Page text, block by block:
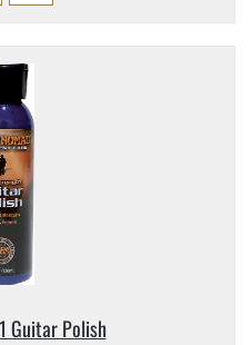
Guitar Polish